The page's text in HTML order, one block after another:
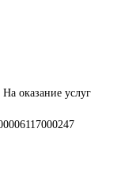
На оказание услуг